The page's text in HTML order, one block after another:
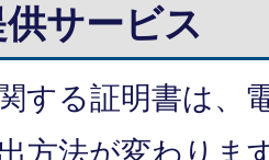
サービス
する証明書は、
方法が変わりま